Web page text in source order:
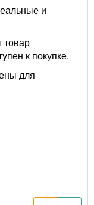
и
товар
к покупке.
для